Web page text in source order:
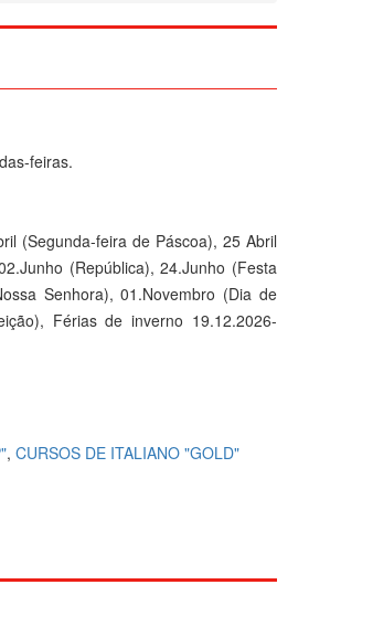
feiras.
(Segunda-feira de Páscoa), 25 Abril
(República), 24.Junho (Festa
Senhora), 01.Novembro (Dia de
Férias de inverno 19.12.2026-
, CURSOS DE ITALIANO "GOLD"